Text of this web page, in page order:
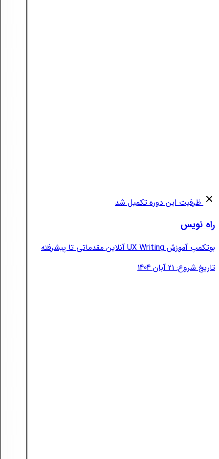
ظرفیت این دوره تکمیل شد
راه نویس
بوتکمپ آموزش UX Writing آنلاین مقدماتی تا پیشرفته
تاریخ شروع: 21 آبان 1404